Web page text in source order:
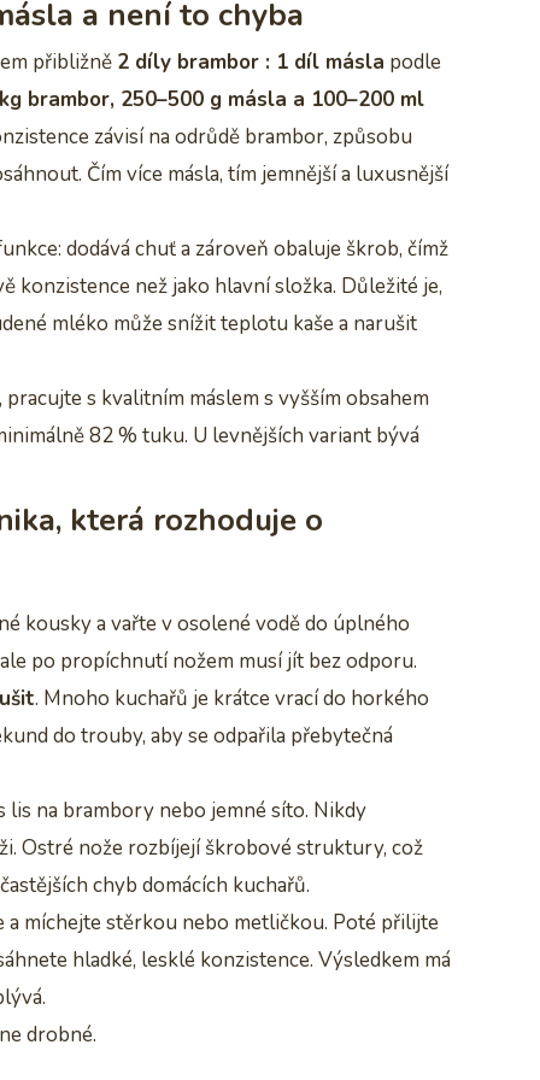
a není to chyba
přibližně 2 díly brambor : 1 díl másla podle
brambor, 250–500 g másla a 100–200 ml
závisí na odrůdě brambor, způsobu
Čím více másla, tím jemnější a luxusnější
dodává chuť a zároveň obaluje škrob, čímž
konzistence než jako hlavní složka. Důležité je,
mléko může snížit teplotu kaše a narušit
s kvalitním máslem s vyšším obsahem
82 % tuku. U levnějších variant bývá
která rozhoduje o
kousky a vařte v osolené vodě do úplného
po propíchnutí nožem musí jít bez odporu.
. Mnoho kuchařů je krátce vrací do horkého
do trouby, aby se odpařila přebytečná
na brambory nebo jemné síto. Nikdy
Ostré nože rozbíjejí škrobové struktury, což
chyb domácích kuchařů.
míchejte stěrkou nebo metličkou. Poté přilijte
hladké, lesklé konzistence. Výsledkem má
drobné.